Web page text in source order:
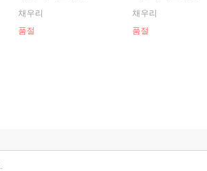
채우리
품절
채우리
품절